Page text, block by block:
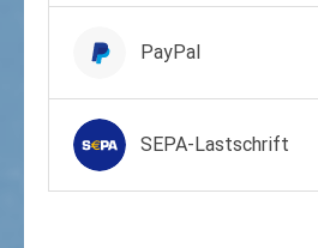
PayPal
SEPA-Lastschrift